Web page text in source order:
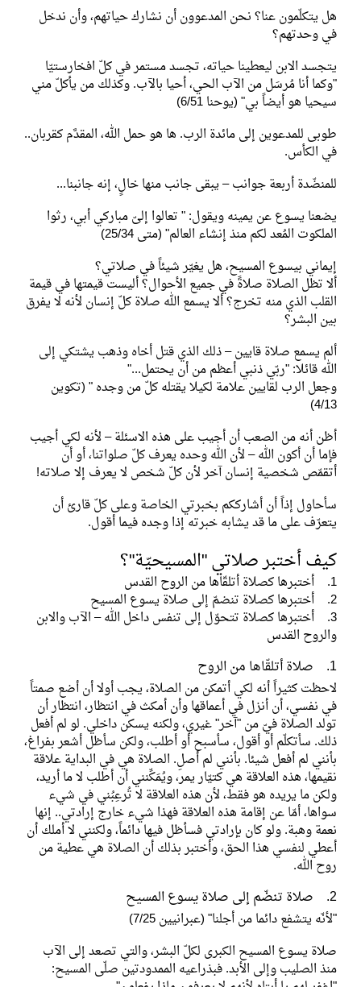
هل يتكلّمون عنا؟ نحن المدعوون أن نشارك حياتهم، وأن ندخل
في وحدتهم؟
يتجسد الابن ليعطينا حياته، تجسد مستمر في كلّ افخارستيّا
"وكما أنا مُرسَل من الآب الحي، أحيا بالآب. وكذلك من يأكلّ مني
سيحيا هو أيضاً بي" (يوحنا 6/51)
طوبى للمدعوين إلى مائدة الرب. ها هو حمل الله، المقدَّم كقربان..
في الكأس.
للمنضّدة أربعة جوانب – يبقى جانب منها خالٍ، إنه جانبنا...
يضعنا يسوع عن يمينه ويقول: " تعالوا إلىّ مباركي أبي، رثوا
الملكوت المُعد لكم منذ إنشاء العالم" (متى 25/34)
إيماني بيسوع المسيح، هل يغيّر شيئاً في صلاتي؟
ألا تظل الصلاة صلاةً في جميع الأحوال؟ أليست قيمتها في قيمة
القلب الذي منه تخرج؟ ألا يسمع الله صلاة كلّ إنسان لأنه لا يفرق
بين البشر؟
ألم يسمع صلاة قايين – ذلك الذي قتل أخاه وذهب يشتكي إلى
الله قائلا: "ربّي ذنبي أعظم من أن يحتمل..."
وجعل الرب لقايين علامة لكيلا يقتله كلّ من وجده " (تكوين
4/13)
أظن أنه من الصعب أن أجيب على هذه الاسئلة – لأنه لكي أجيب
فإما أن أكون الله – لأن الله وحده يعرف كلّ صلواتنا، أو أن
أتقمّص شخصية إنسان آخر لأن كلّ شخص لا يعرف إلا صلاته!
سأحاول إذاً أن أشارككم بخبرتي الخاصة وعلى كلّ قارئ أن
يتعرّف على ما قد يشابه خبرته إذا وجده فيما أقول.
كيف أختبر صلاتي "المسيحيّة"؟
1. أختبرها كصلاة أتلقّاها من الروح القدس
2. أختبرها كصلاة تنضمّ إلى صلاة يسوع المسيح
3. أختبرها كصلاة تتحوّل إلى تنفس داخل الله – الآب والابن
والروح القدس
1. صلاة أتلقّاها من الروح
لاحظت كثيراً أنه لكي أتمكن من الصلاة، يجب أولا أن أضع صمتاً
في نفسي، أن أنزل في أعماقها وأن أمكث في انتظار، انتظار أن
تولد الصلاة فيّ من "آخر" غيري، ولكنه يسكن داخلي. لو لم أفعل
ذلك. سأتكلّم أو أقول، سأسبح أو أطلب، ولكن سأظل أشعر بفراغ،
بأنني لم أفعل شيئا. بأنني لم أصلِ. الصلاة هي في البداية علاقة
نقيمها، هذه العلاقة هي كتيّار يمر، ويُمَكِّنني أن أطلب لا ما أريد،
ولكن ما يريده هو فقط، لأن هذه العلاقة لا تُرعِبُني في شيء
سواها، أمّا عن إقامة هذه العلاقة فهذا شيء خارج إرادتي.. إنها
نعمة وهبة. ولو كان بإرادتي فسأظل فيها دائماً، ولكنني لا أملك أن
أعطي لنفسي هذا الحق، وأختبر بذلك أن الصلاة هي عطية من
روح الله.
2. صلاة تنضّم إلى صلاة يسوع المسيح
"لأنّه يتشفع دائما من أجلنا" (عبرانيين 7/25)
صلاة يسوع المسيح الكبرى لكلّ البشر، والتي تصعد إلى الآب
منذ الصليب وإلى الأبد. فبذراعيه الممدودتين صلّى المسيح: